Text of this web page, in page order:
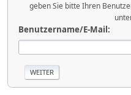
geben Sie bitte Ihren
Benutzername/E-Mail: